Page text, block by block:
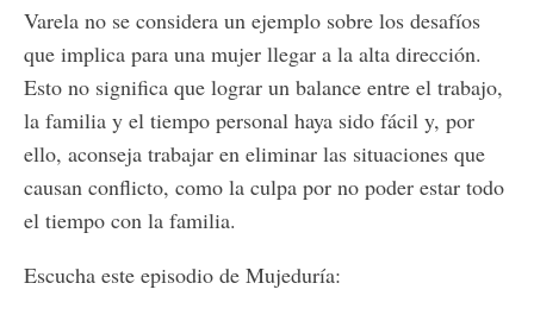
Varela no se considera un ejemplo sobre los desafíos
que implica para una mujer llegar a la alta dirección.
Esto no significa que lograr un balance entre el trabajo,
la familia y el tiempo personal haya sido fácil y, por
ello, aconseja trabajar en eliminar las situaciones que
causan conflicto, como la culpa por no poder estar todo
el tiempo con la familia.
Escucha este episodio de Mujeduría: